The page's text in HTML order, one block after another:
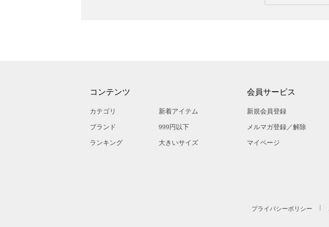
コンテンツ
カテゴリ
ブランド
ランキング
新着アイテム
999円以下
大きいサイズ
会員サービス
新規会員登録
メルマガ登録／解除
マイページ
プライバシーポリシー